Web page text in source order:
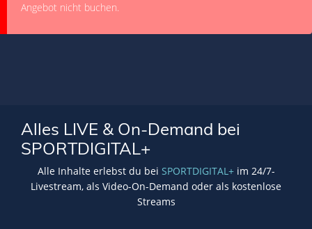
Angebot nicht buchen.
Alles LIVE & On-Demand bei
SPORTDIGITAL+
Alle Inhalte erlebst du bei SPORTDIGITAL+im 24/7-
Livestream, als Video-On-Demand oder als kostenlose
Streams